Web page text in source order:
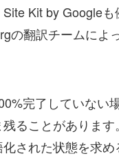
Kit by Googleも
の翻訳チームによ
完了していない
ることがあります
された状態を求め